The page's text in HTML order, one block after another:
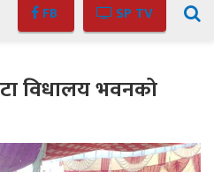
FB SP TV
वटा विधालय भवनको